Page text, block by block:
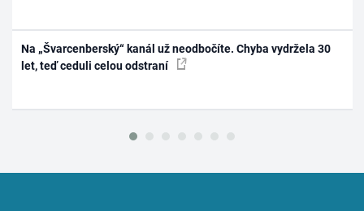
Na „Švarcenberský“ kanál už neodbočíte. Chyba vydržela 30
let, teď ceduli celou odstraní